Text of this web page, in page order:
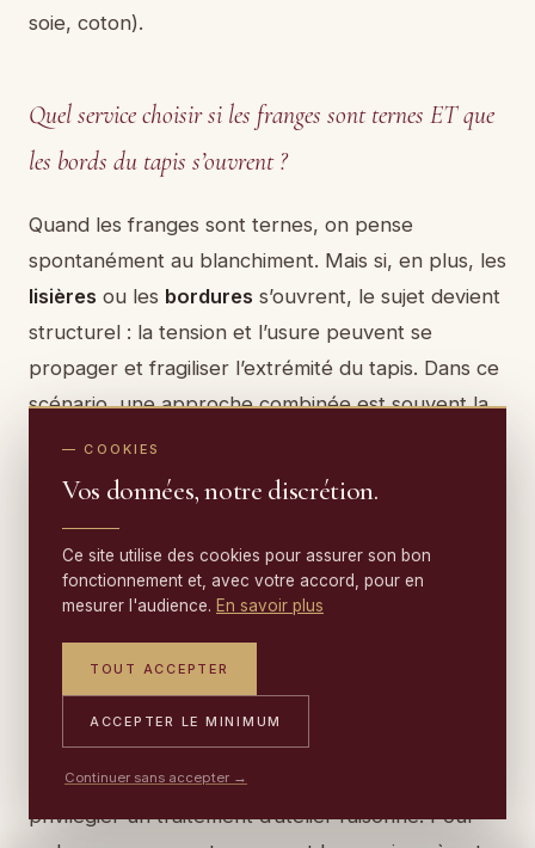
soie, coton).
Quel service choisir si les franges sont ternes ET que
les bords du tapis s’ouvrent ?
Quand les franges sont ternes, on pense
spontanément au blanchiment. Mais si, en plus, les
lisières ou les bordures s’ouvrent, le sujet devient
structurel : la tension et l’usure peuvent se
propager et fragiliser l’extrémité du tapis. Dans ce
scénario, une approche combinée est souvent la
plus judicieuse : nettoyage en atelier (si adapté),
puis restauration ciblée des zones faibles. La
restauration des bordures et lisières
complément essentiel à la remise en beauté.
Et maintenant ?
Si vos franges ont perdu leur éclat, le bon réflexe
est d’éviter les solutions agressives et de
privilégier un traitement d’atelier raisonné. Pour
— COOKIES
Vos données, notre discrétion.
Ce site utilise des cookies pour assurer son bon
fonctionnement et, avec votre accord, pour en
mesurer l'audience. En savoir plus
TOUT ACCEPTER
ACCEPTER LE MINIMUM
Continuer sans accepter →